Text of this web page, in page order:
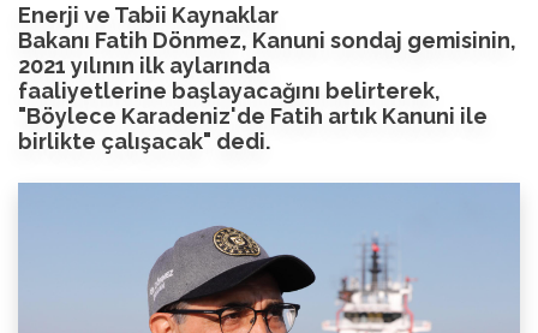
Enerji ve Tabii Kaynaklar
Bakanı Fatih Dönmez, Kanuni sondaj gemisinin,
2021 yılının ilk aylarında
faaliyetlerine başlayacağını belirterek,
"Böylece Karadeniz'de Fatih artık Kanuni ile
birlikte çalışacak" dedi.